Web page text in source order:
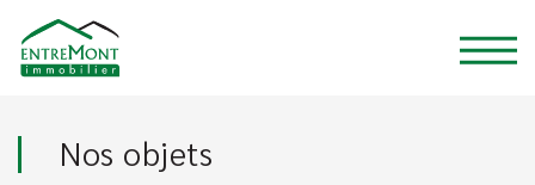
Nos objets